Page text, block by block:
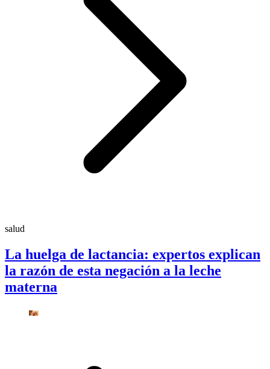
salud
La huelga de lactancia: expertos explican
la razón de esta negación a la leche
materna